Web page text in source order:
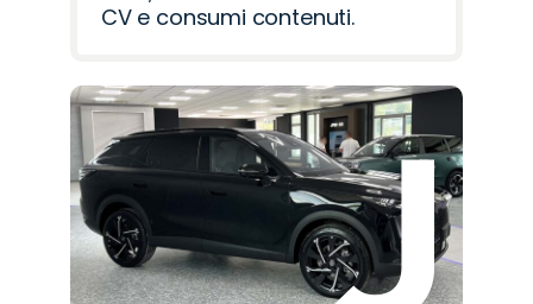
CV e consumi contenuti.